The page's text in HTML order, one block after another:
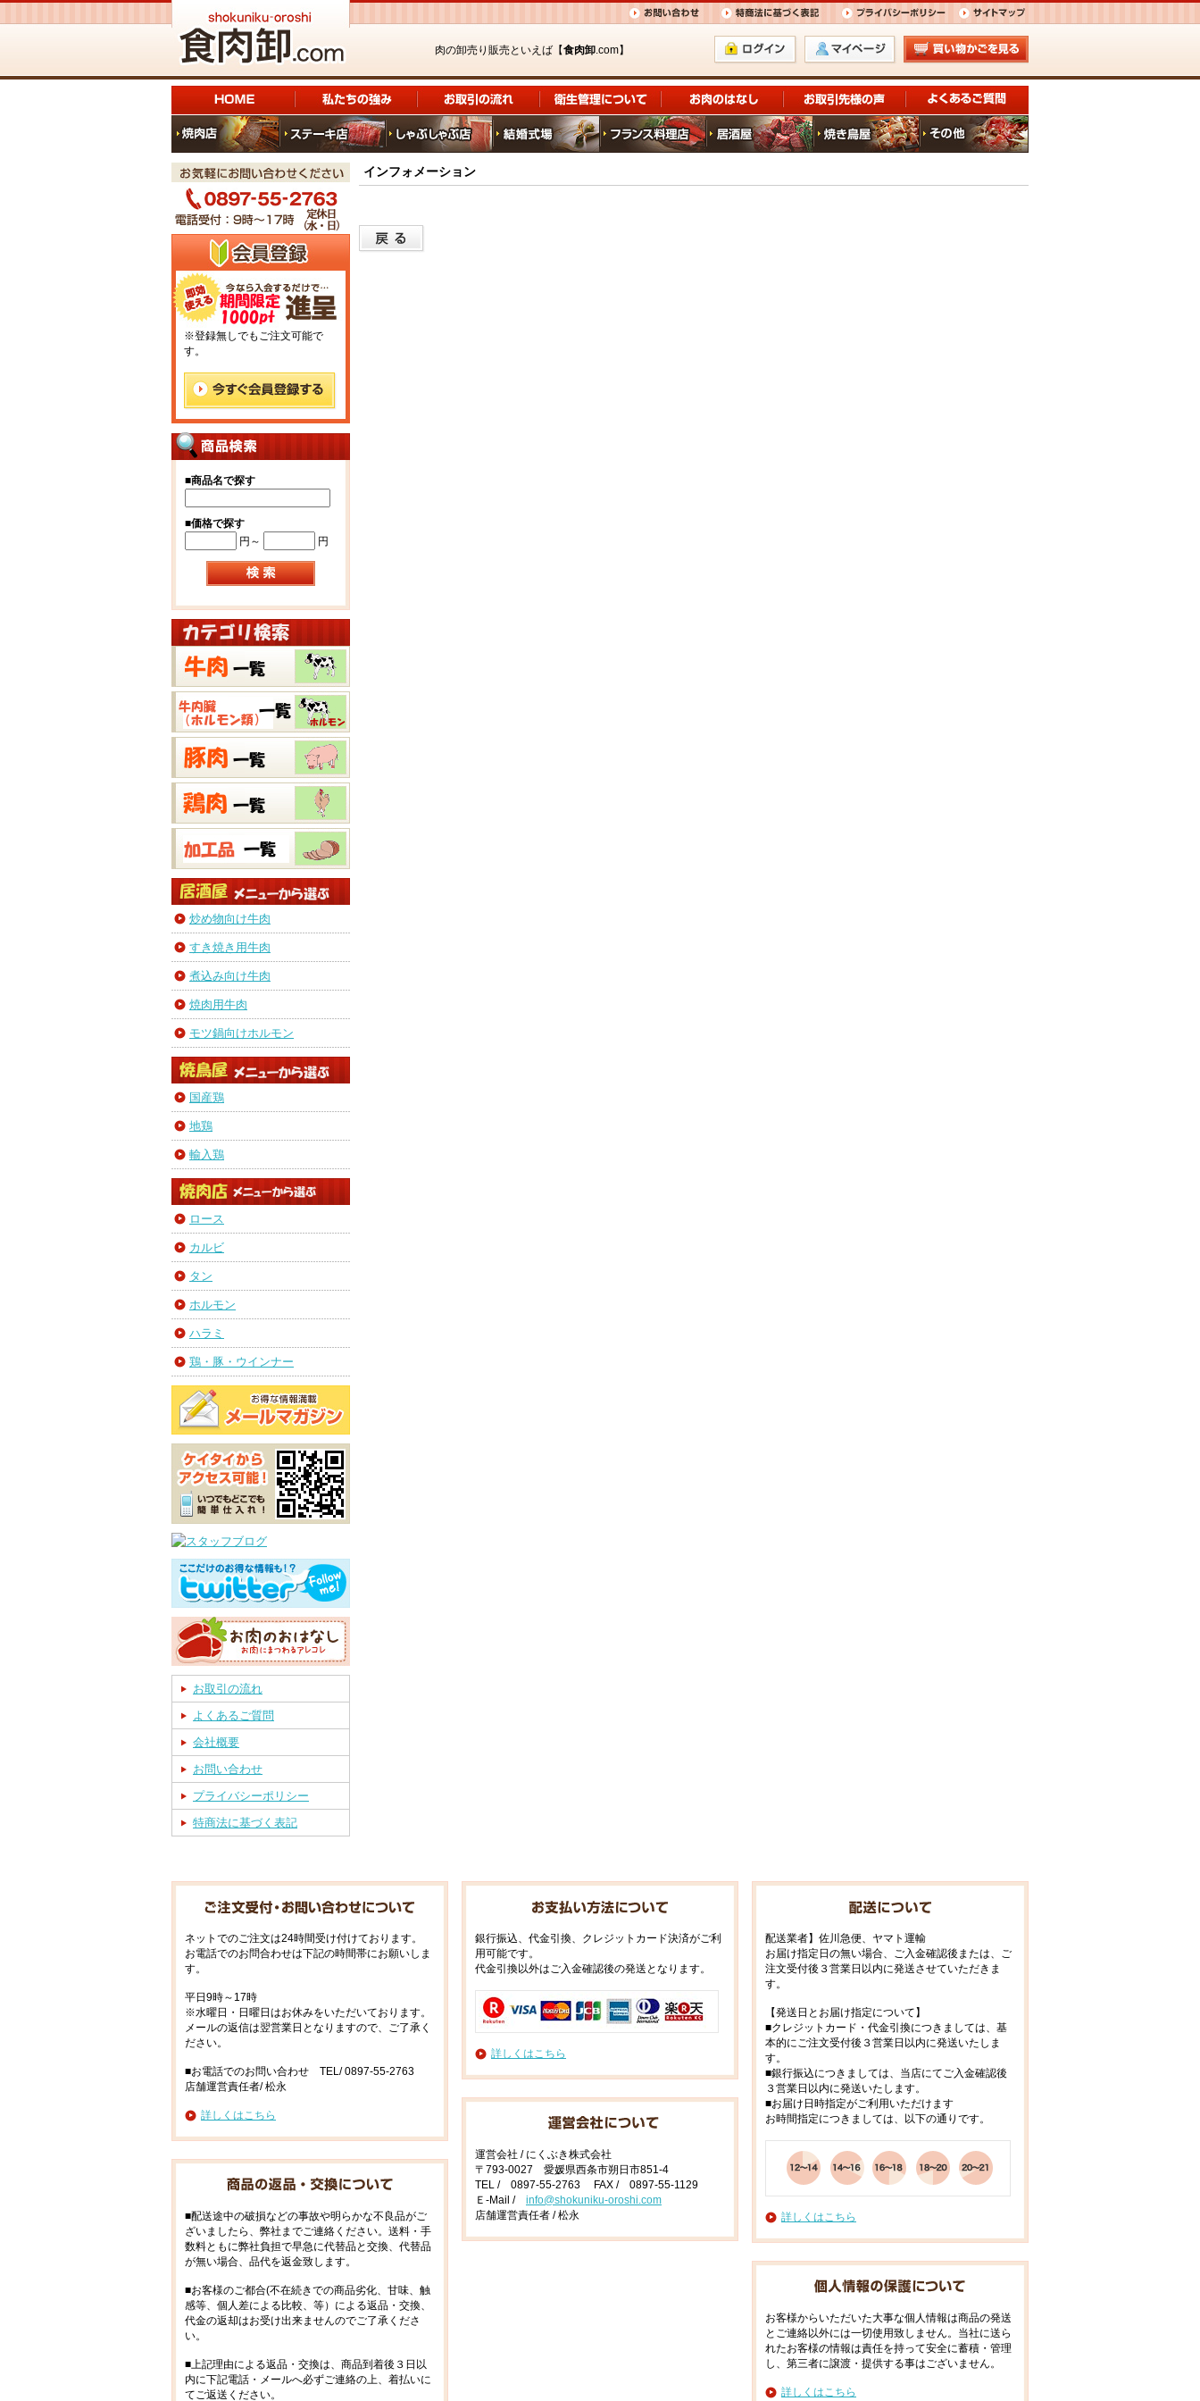
肉の卸売り販売といえば【食肉卸.com】
※登録無しでもご注文可能で
す。
■商品名で探す
■価格で探す
円～
円
炒め物向け牛肉
すき焼き用牛肉
煮込み向け牛肉
焼肉用牛肉
モツ鍋向けホルモン
国産鶏
地鶏
輸入鶏
ロース
カルビ
タン
ホルモン
ハラミ
鶏・豚・ウインナー
お取引の流れ
よくあるご質問
会社概要
お問い合わせ
プライバシーポリシー
特商法に基づく表記
インフォメーション
ネットでのご注文は24時間受け付けております。
お電話でのお問合わせは下記の時間帯にお願いしま
す。
平日9時～17時
※水曜日・日曜日はお休みをいただいております。
メールの返信は翌営業日となりますので、ご了承く
ださい。
■お電話でのお問い合わせ TEL/ 0897-55-2763
店舗運営責任者/ 松永
詳しくはこちら
■配送途中の破損などの事故や明らかな不良品がご
ざいましたら、弊社までご連絡ください。送料・手
数料ともに弊社負担で早急に代替品と交換、代替品
が無い場合、品代を返金致します。
■お客様のご都合(不在続きでの商品劣化、甘味、触
感等、個人差による比較、等）による返品・交換、
代金の返却はお受け出来ませんのでご了承くださ
い。
■上記理由による返品・交換は、商品到着後３日以
内に下記電話・メールへ必ずご連絡の上、着払いに
てご返送ください。
銀行振込、代金引換、クレジットカード決済がご利
用可能です。
代金引換以外はご入金確認後の発送となります。
詳しくはこちら
運営会社 / にくぶき株式会社
〒793-0027 愛媛県西条市朔日市851-4
TEL / 0897-55-2763 FAX / 0897-55-1129
Ｅ-Mail / info@shokuniku-oroshi.com
店舗運営責任者 / 松永
配送業者】佐川急便、ヤマト運輸
お届け指定日の無い場合、ご入金確認後または、ご
注文受付後３営業日以内に発送させていただきま
す。
【発送日とお届け指定について】
■クレジットカード・代金引換につきましては、基
本的にご注文受付後３営業日以内に発送いたしま
す。
■銀行振込につきましては、当店にてご入金確認後
３営業日以内に発送いたします。
■お届け日時指定がご利用いただけます
お時間指定につきましては、以下の通りです。
詳しくはこちら
お客様からいただいた大事な個人情報は商品の発送
とご連絡以外には一切使用致しません。当社に送ら
れたお客様の情報は責任を持って安全に蓄積・管理
し、第三者に譲渡・提供する事はございません。
詳しくはこちら